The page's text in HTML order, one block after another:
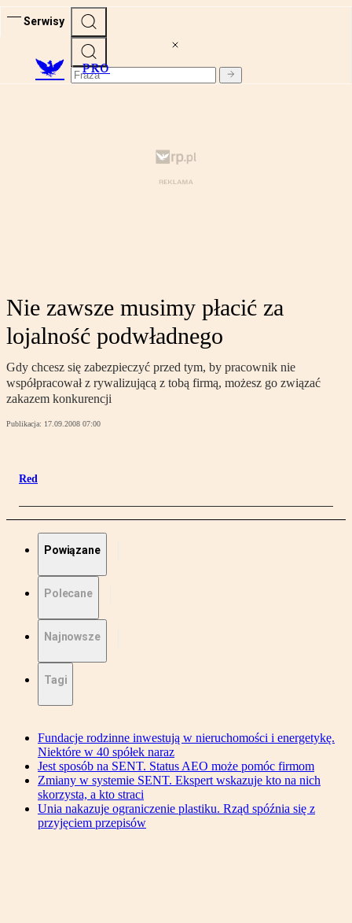
Serwisy
PRO
Nie zawsze musimy płacić za
lojalność podwładnego
Gdy chcesz się zabezpieczyć przed tym, by pracownik nie
współpracował z rywalizującą z tobą firmą, możesz go związać
zakazem konkurencji
Publikacja: 17.09.2008 07:00
Red
Powiązane
Polecane
Najnowsze
Tagi
Fundacje rodzinne inwestują w nieruchomości i energetykę.
Niektóre w 40 spółek naraz
Jest sposób na SENT. Status AEO może pomóc firmom
Zmiany w systemie SENT. Ekspert wskazuje kto na nich
skorzysta, a kto straci
Unia nakazuje ograniczenie plastiku. Rząd spóźnia się z
przyjęciem przepisów